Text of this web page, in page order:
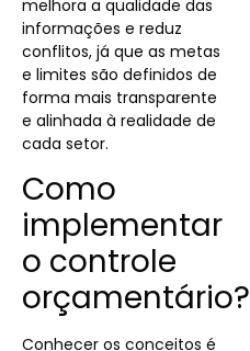
melhora a qualidade das
informações e reduz
conflitos, já que as metas
e limites são definidos de
forma mais transparente
e alinhada à realidade de
cada setor.
Como
implementar
o controle
orçamentário?
Conhecer os conceitos é